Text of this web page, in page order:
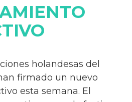
holandesas del
firmado un nuevo
esta semana. El